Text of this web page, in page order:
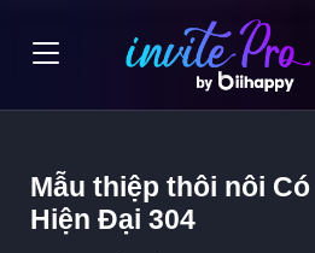
Mẫu thiệp thôi nôi
Hiện Đại 304